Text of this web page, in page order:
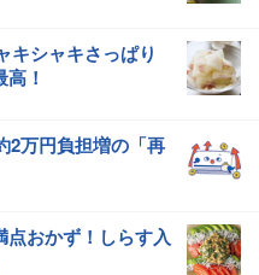
キシャキさっぱり
！
2万円負担増の「再
おかず！しらす入